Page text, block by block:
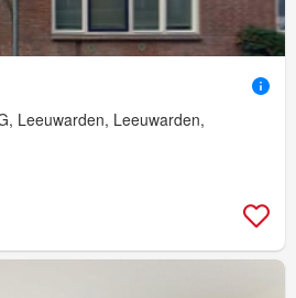
Leeuwarden, Leeuwarden,